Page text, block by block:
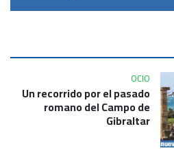
OCIO
Un recorrido por el pasado
romano del Campo de
Gibraltar